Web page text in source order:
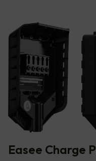
Easee Charge